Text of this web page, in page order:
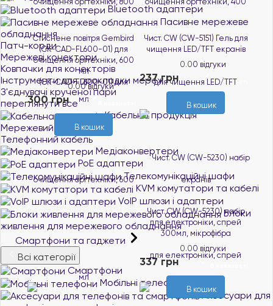
Bluetooth адаптери
Пасивне мережеве
обладнання
Патч-корди
Мережеві конектори
Ковпачки для конекторів
Інструменти для прокладки мереж
З'єднувачі крученої пари
переглянути все
Кабельна продукція
Мережевий кабель
Телефонний кабель
Медіаконвертери
PoE адаптери
Телекомунікаційні шафи
KVM комутатори та кабелі
VoIP шлюзи і адаптери
Блоки
живлення для мережевого обладнання
Смартфони та гаджети
Всі категорії
Смартфони
Мобільні телефони
Аксесуари для
Стиснене повітря Gembird
(CK-CAD-FL600-01) для
очищення оргтехніки, 600
мл
0.00 відгуки
300 грн
В кошик
Чист. CW (CW-5151) Гель для
чищення LED/TFT екранів
0.00 відгуки
В наявності
237 грн
В кошик
Чист. CW (CW-5230) набір
для електроніки, спрей
300мл, мікрофібра
0.00 відгуки
337 грн
В кошик